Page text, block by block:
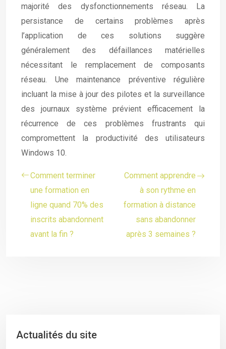
majorité des dysfonctionnements réseau. La
persistance de certains problèmes après
l’application de ces solutions suggère
généralement des défaillances matérielles
nécessitant le remplacement de composants
réseau. Une maintenance préventive régulière
incluant la mise à jour des pilotes et la surveillance
des journaux système prévient efficacement la
récurrence de ces problèmes frustrants qui
compromettent la productivité des utilisateurs
Windows 10.
Comment terminer
une formation en
ligne quand 70% des
inscrits abandonnent
avant la fin ?
Comment apprendre
à son rythme en
formation à distance
sans abandonner
après 3 semaines ?
Actualités du site